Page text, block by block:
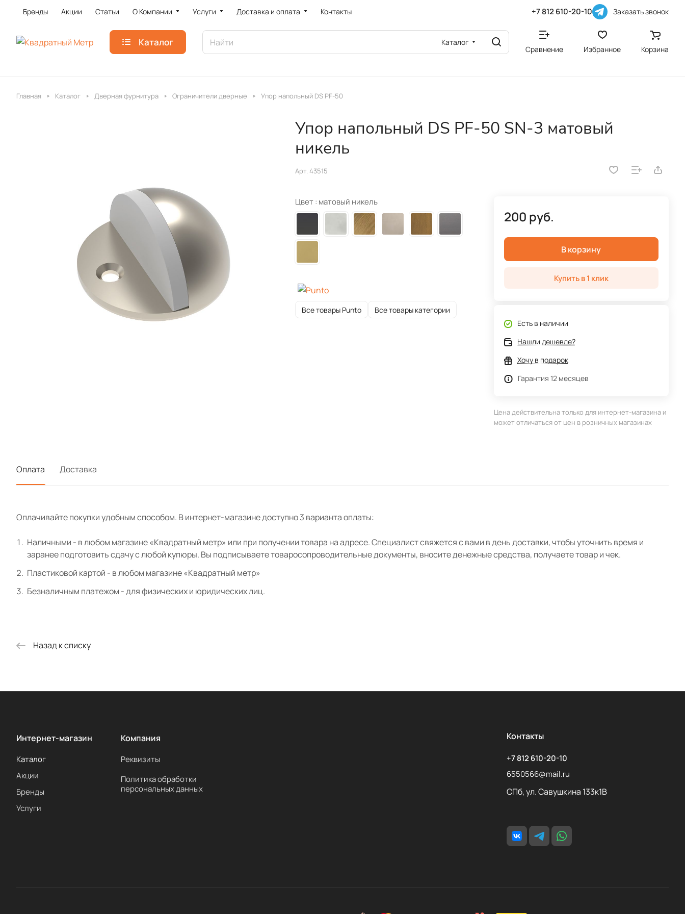
Бренды Акции Статьи О Компании Услуги Доставка и оплата Контакты +7 812 610-20-10 Заказать звонок
Каталог Каталог
Сравнение Избранное Корзина
Главная Каталог Дверная фурнитура Ограничители дверные Упор напольный DS PF-50
Упор напольный DS PF-50 SN-3 матовый
никель
Арт. 43515
Цвет : матовый никель
Все товары Punto Все товары категории
200 руб.
В корзину
Купить в 1 клик
Есть в наличии
Нашли дешевле?
Хочу в подарок
Гарантия 12 месяцев
Цена действительна только для интернет-магазина и
может отличаться от цен в розничных магазинах
Оплата Доставка
Оплачивайте покупки удобным способом. В интернет-магазине доступно 3 варианта оплаты:
Наличными - в любом магазине «Квадратный метр» или при получении товара на адресе. Специалист свяжется с вами в день доставки, чтобы уточнить время и
заранее подготовить сдачу с любой купюры. Вы подписываете товаросопроводительные документы, вносите денежные средства, получаете товар и чек.
Пластиковой картой - в любом магазине «Квадратный метр»
Безналичным платежом - для физических и юридических лиц.
Назад к списку
Интернет-магазин
Каталог
Акции
Бренды
Услуги
Компания
Реквизиты
Политика обработки
персональных данных
Контакты
+7 812 610-20-10
6550566@mail.ru
СПб, ул. Савушкина 133к1В